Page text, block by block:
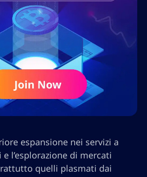
espansione nei servizi a
l’esplorazione di mercati
quelli plasmati dai